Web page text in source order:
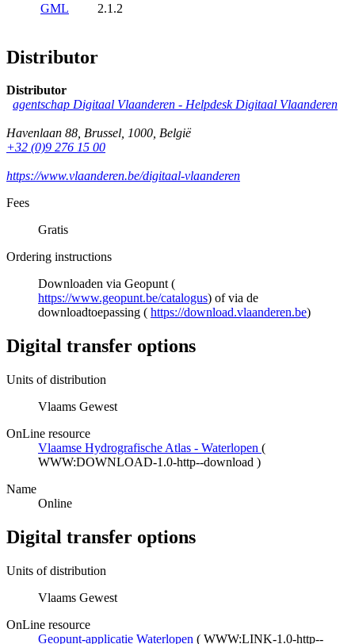
GML 2.1.2
Distributor
Distributor
agentschap Digitaal Vlaanderen - Helpdesk Digitaal Vlaanderen
Havenlaan 88, Brussel, 1000, België
+32 (0)9 276 15 00
https://www.vlaanderen.be/digitaal-vlaanderen
Fees
Gratis
Ordering instructions
Downloaden via Geopunt (
https://www.geopunt.be/catalogus) of via de
downloadtoepassing ( https://download.vlaanderen.be)
Digital transfer options
Units of distribution
Vlaams Gewest
OnLine resource
Vlaamse Hydrografische Atlas - Waterlopen (
WWW:DOWNLOAD-1.0-http--download )
Name
Online
Digital transfer options
Units of distribution
Vlaams Gewest
OnLine resource
Geopunt-applicatie Waterlopen ( WWW:LINK-1.0-http--